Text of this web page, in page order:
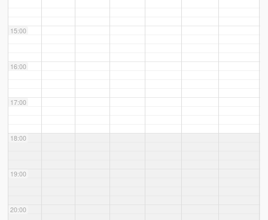
15:00
16:00
17:00
18:00
19:00
20:00